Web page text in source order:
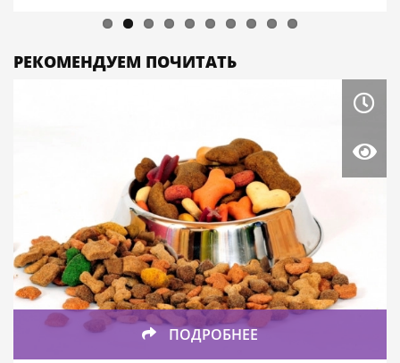
РЕКОМЕНДУЕМ ПОЧИТАТЬ
ПОДРОБНЕЕ